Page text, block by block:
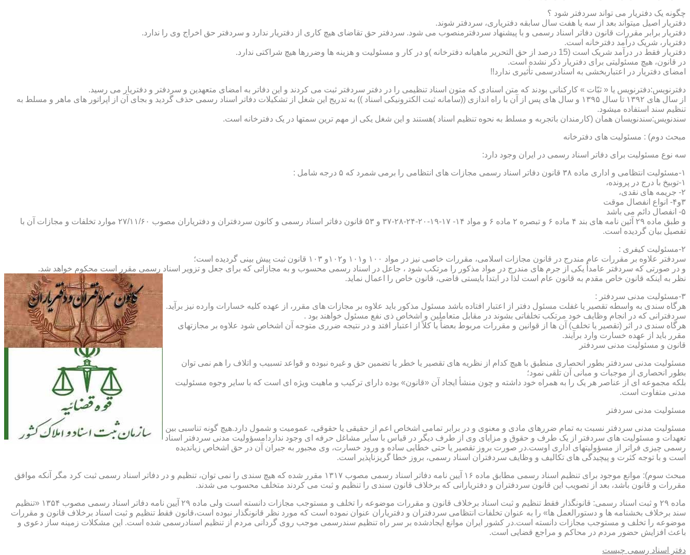
چگونه یک دفتریار می تواند سردفتر شود ؟
دفتریار اصیل میتواند بعد از سه یا هفت سال سابقه دفتریاری، سردفتر شوند.
دفتریار برابر مقررات قانون دفاتر اسناد رسمی و با پیشنهاد سردفترمنصوب می شود. سردفتر حق تقاضای هیچ کاری از دفتریار ندارد و سردفتر حق اخراج وی را ندارد.
دفتریار، شریک درآمد دفترخانه است.
دفتریار فقط در درآمد شریک است (15 درصد از حق التحریر ماهیانه دفترخانه )و در کار و مسئولیت و هزینه ها وضررها هیچ شراکتی ندارد.
در قانون، هیچ مسئولیتی برای دفتریار ذکر نشده است.
امضای دفتریار در اعتباربخشی به اسنادرسمی تأثیری ندارد!!
دفترنویس:دفترنویس یا « ثبّات » کارکنانی بودند که متن اسنادی که متون اسناد تنظیمی را در دفتر سردفتر ثبت می کردند و این دفاتر به امضای متعهدین و سردفتر و دفتریار می رسید.
از سال های ۱۳۹۲ تا سال ۱۳۹۵ و سال های پس از آن با راه اندازی ((سامانه ثبت الکترونیکی اسناد )) به تدریج این شغل از تشکیلات دفاتر اسناد رسمی حذف گردید و بجای آن از اپراتور های ماهر و مسلط به
تنظیم سند استفاده میشود.
سندنویس:سندنویسان همان (کارمندان باتجربه و مسلط به نحوه تنظیم اسناد )هستند و این شغل یکی از مهم ترین سمتها در یک دفترخانه است.
مبحث دوم) : مسئولیت های دفترخانه
سه نوع مسئولیت برای دفاتر اسناد رسمی در ایران وجود دارد:
۱-مسئولیت انتظامی و اداری ماده ۳۸ قانون دفاتر اسناد رسمی مجازات های انتظامی را برمی شمرد که ۵ درجه شامل :
۱-توبیخ با درج در پرونده،
۲- جریمه های نقدی،
۳و۴- انواع انفصال موقت
۵- انفصال دائم می باشد
و طبق ماده ۲۹ آئین نامه های بند ۴ ماده ۶ و تبصره ۲ ماده ۶ و مواد ۱۴- ۱۷-۱۹-۲۰-۲۴-۲۸-۳۷ و ۵۳ قانون دفاتر اسناد رسمی و کانون سردفتران و دفتریاران مصوب ۲۷/۱۱/۶۰ موارد تخلفات و مجازات آن با
تفصیل بیان گردیده است.
۲-مسئولیت کیفری :
سردفتر علاوه بر مقررات عام مندرج در قانون مجازات اسلامی، مقررات خاصی نیز در مواد ۱۰۰ و۱۰۱ و۱۰۲و ۱۰۳ قانون ثبت پیش بینی گردیده است؛
و در صورتی که سردفتر عامداً یکی از جرم های مندرج در مواد مذکور را مرتکب شود ، جاعل در اسناد رسمی محسوب و به مجازاتی که برای جعل و تزویر اسناد رسمی مقرر است محکوم خواهد شد.
نظر به اینکه قانون خاص مقدم به قانون عام است لذا در ابتدا بایستی قاضی، قانون خاص را اعمال نماید.
۳-مسئولیت مدنی سردفتر :
هرگاه سندی به واسطه تقصیر یا غفلت مسئول دفتر از اعتبار افتاده باشد مسئول مذکور باید علاوه بر مجازات های مقرر، از عهده کلیه خسارات وارده نیز برآید.
سردفترانی که در انجام وظایف خود مرتکب تخلفاتی بشوند در مقابل متعاملین و اشخاص ذی نفع مسئول خواهند بود .
هرگاه سندی در اثر (تقصیر یا تخلف) آن ها از قوانین و مقررات مربوط بعضاً یا کلاً از اعتبار افتد و در نتیجه ضرری متوجه آن اشخاص شود علاوه بر مجازتهای
مقرر باید از عهده خسارت وارد برآیند.
قانون و مسئولیت مدنی سردفتر
مسئولیت مدنی سردفتر بطور انحصاری منطبق با هیچ کدام از نظریه های تقصیر یا خطر یا تضمین حق و غیره نبوده و قواعد تسبیب و اتلاف را هم نمی توان
بطور انحصاری از موجبات و مبانی آن تلقی نمود؛
بلکه مجموعه ای از عناصر هر یک را به همراه خود داشته و چون منشأ ایجاد آن «قانون» بوده دارای ترکیب و ماهیت ویژه ای است که با سایر وجوه مسئولیت
مدنی متفاوت است.
مسئولیت مدنی سردفتر
مسئولیت مدنی سردفتر نسبت به تمام ضررهای مادی و معنوی و در برابر تمامی اشخاص اعم از حقیقی یا حقوقی، عمومیت و شمول دارد.هیچ گونه تناسبی بین
تعهدات و مسئولیت های سردفتر از یک طرف و حقوق و مزایای وی از طرف دیگر در قیاس با سایر مشاغل حرفه ای وجود ندارد!مسؤولیت مدنی سردفتر اسناد
رسمی چیزی فراتر از مسؤولیتهای اداری اوست.در صورت بروز تقصیر یا حتی خطایی ساده و ورود خسارت، وی مجبور به جبران آن در حق اشخاص زیاندیده
است و با توجه کثرت و پیچیدگی های تکالیف و وظایف سردفتران اسناد رسمی، بروز خطا گریزناپذیر است.
مبحث سوم): موانع موجود برای تنظیم اسناد رسمی مطابق ماده ۱۶ آیین نامه دفاتر اسناد رسمی مصوب ۱۳۱۷ مقرر شده که هیچ سندی را نمی توان، تنظیم و در دفاتر اسناد رسمی ثبت کرد مگر آنکه موافق
مقررات و قانون باشد، بعد از تصویب این قانون سردفتران و دفتریارانی که برخلاف قانون سندی را تنظیم و ثبت می کردند متخلف محسوب می شدند.
ماده ۲۹ و ثبت اسناد رسمی: قانونگذار فقط تنظیم و ثبت اسناد برخلاف قانون و مقررات موضوعه را تخلف و مستوجب مجازات دانسته است ولی ماده ۲۹ آیین نامه دفاتر اسناد رسمی مصوب ۱۳۵۴ «تنظیم
سند برخلاف بخشنامه ها و دستورالعمل ها» را به عنوان تخلفات انتظامی سردفتران و دفتریاران عنوان نموده است که مورد نظر قانونگذار نبوده است،قانون فقط تنظیم و ثبت اسناد برخلاف قانون و مقررات
موضوعه را تخلف و مستوجب مجازات دانسته است.در کشور ایران موانع ایجادشده بر سر راه تنظیم سندرسمی موجب روی گردانی مردم از تنظیم اسنادرسمی شده است. این مشکلات زمینه ساز دعوی و
باعث افزایش حضور مردم در محاکم و مراجع قضایی است.
دفتر اسناد رسمی چیست